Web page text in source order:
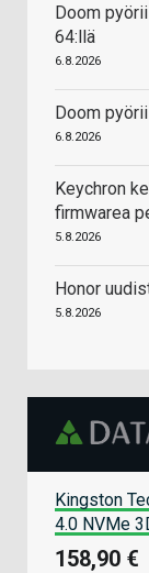
Doom
64:llä
6.8.2026
Doom
6.8.2026
Keychron
firmwarea
5.8.2026
Honor
5.8.2026
Kingston
4.0 NVMe
158,90 €